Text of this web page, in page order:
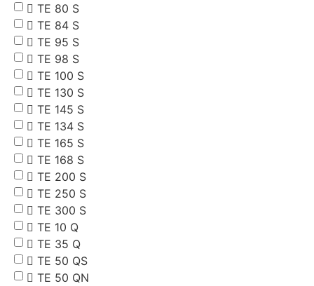
TE 80 S
TE 84 S
TE 95 S
TE 98 S
TE 100 S
TE 130 S
TE 145 S
TE 134 S
TE 165 S
TE 168 S
TE 200 S
TE 250 S
TE 300 S
TE 10 Q
TE 35 Q
TE 50 QS
TE 50 QN